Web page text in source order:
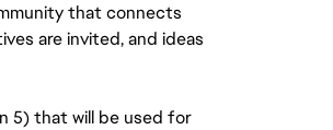
that connects
are invited, and ideas
5) that will be used for